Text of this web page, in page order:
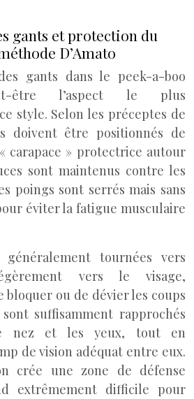
gants et protection du
D’Amato
gants dans le peek-a-boo
être l’aspect le plus
style. Selon les préceptes de
doivent être positionnés de
carapace » protectrice autour
sont maintenus contre les
poings sont serrés mais sans
éviter la fatigue musculaire
tournées vers
vers le visage,
bloquer ou de dévier les coups
suffisamment rapprochés
nez et les yeux, tout en
de vision adéquat entre eux.
crée une zone de défense
extrêmement difficile pour